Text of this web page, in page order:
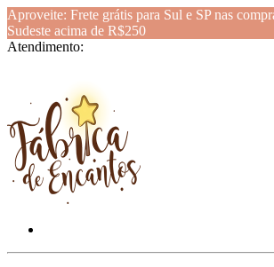
Aproveite: Frete grátis para Sul e SP nas
Sudeste acima de R$250
Atendimento: